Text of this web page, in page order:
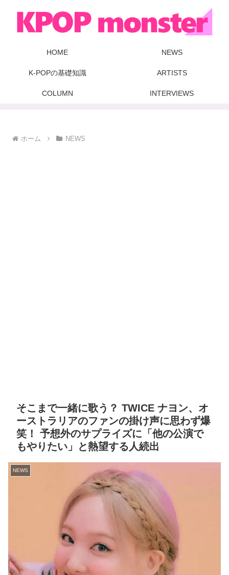
HOME NEWS
K-POPの基礎知識 ARTISTS
COLUMN INTERVIEWS
ホーム NEWS
そこまで一緒に歌う？ TWICE ナヨン、オ
ーストラリアのファンの掛け声に思わず爆
笑！ 予想外のサプライズに「他の公演で
もやりたい」と熱望する人続出
NEWS